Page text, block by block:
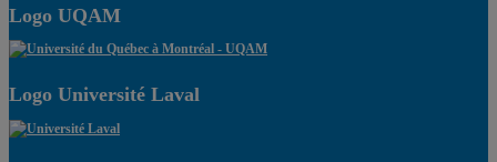
Logo UQAM
Logo Université Laval